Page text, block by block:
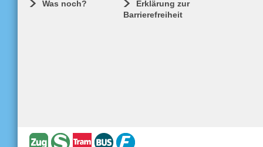
Was noch?
Erklärung zur
Barrierefreiheit